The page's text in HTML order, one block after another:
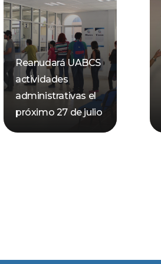
Reanudará UABCS
actividades
administrativas el
próximo 27 de julio